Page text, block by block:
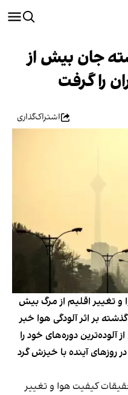
جان بیش از
را گرفت
اشتراک‌گذاری
و تغییر اقلیم از مرگ بیش
بر اثر آلودگی هوا خبر
آلوده‌ترین دوره‌های خود را
آینده با خیزش گرد
کیفیت هوا و تغییر